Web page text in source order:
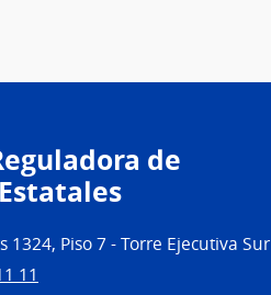
de
1324, Piso 7 - Torre Ejecutiva Sur
11